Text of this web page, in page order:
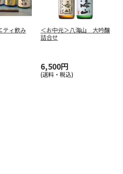
ティ飲み
＜お中元＞八海山 大吟醸
詰合せ
6,500円
(送料・税込)